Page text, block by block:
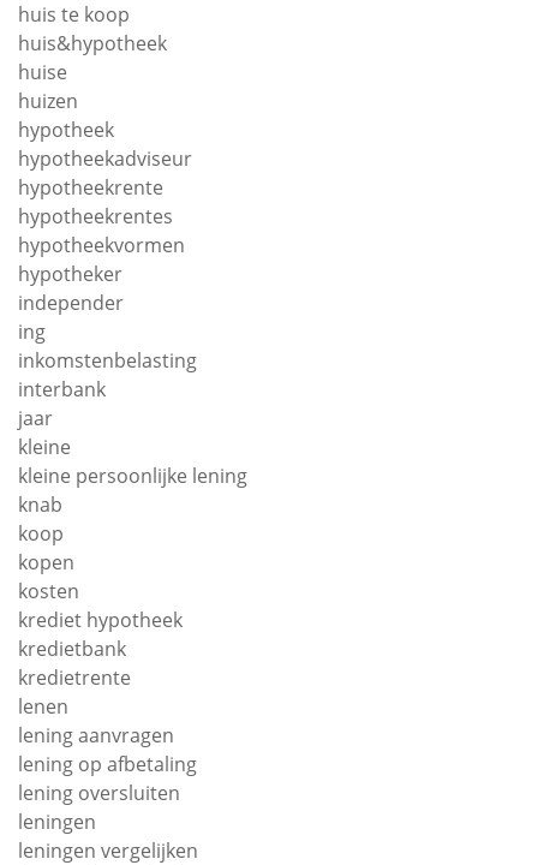
huis te koop
huis&hypotheek
huise
huizen
hypotheek
hypotheekadviseur
hypotheekrente
hypotheekrentes
hypotheekvormen
hypotheker
independer
ing
inkomstenbelasting
interbank
jaar
kleine
kleine persoonlijke lening
knab
koop
kopen
kosten
krediet hypotheek
kredietbank
kredietrente
lenen
lening aanvragen
lening op afbetaling
lening oversluiten
leningen
leningen vergelijken